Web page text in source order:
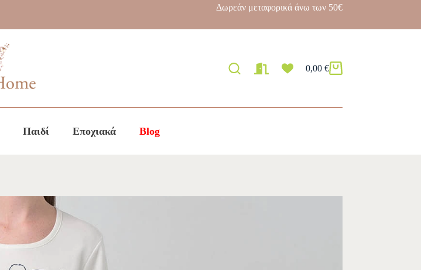
Δωρεάν μεταφορικά άνω των 50€
0,00 €
Παιδί Εποχιακά Blog